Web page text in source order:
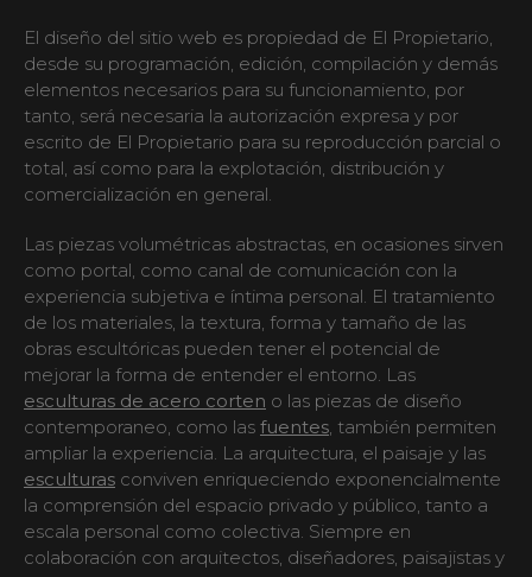
El diseño del sitio web es propiedad de El Propietario,
desde su programación, edición, compilación y demás
elementos necesarios para su funcionamiento, por
tanto, será necesaria la autorización expresa y por
escrito de El Propietario para su reproducción parcial o
total, así como para la explotación, distribución y
comercialización en general.
Las piezas volumétricas abstractas, en ocasiones sirven
como portal, como canal de comunicación con la
experiencia subjetiva e íntima personal. El tratamiento
de los materiales, la textura, forma y tamaño de las
obras escultóricas pueden tener el potencial de
mejorar la forma de entender el entorno. Las
esculturas de acero corten o las piezas de diseño
contemporaneo, como las fuentes, también permiten
ampliar la experiencia. La arquitectura, el paisaje y las
esculturas conviven enriqueciendo exponencialmente
la comprensión del espacio privado y público, tanto a
escala personal como colectiva. Siempre en
colaboración con arquitectos, diseñadores, paisajistas y